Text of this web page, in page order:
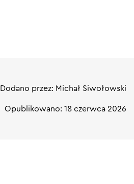
Dodano przez: Michał Siwołowski
Opublikowano: 18 czerwca 2026